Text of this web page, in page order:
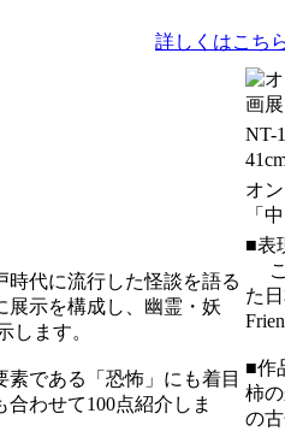
詳しくはこち
NT-
オ
「
代に流行した怪談を語る
展示を構成し、幽霊・妖
します。
である「恐怖」にも着目
わせて100点紹介しま
■表
こ
た
■作
柿
の